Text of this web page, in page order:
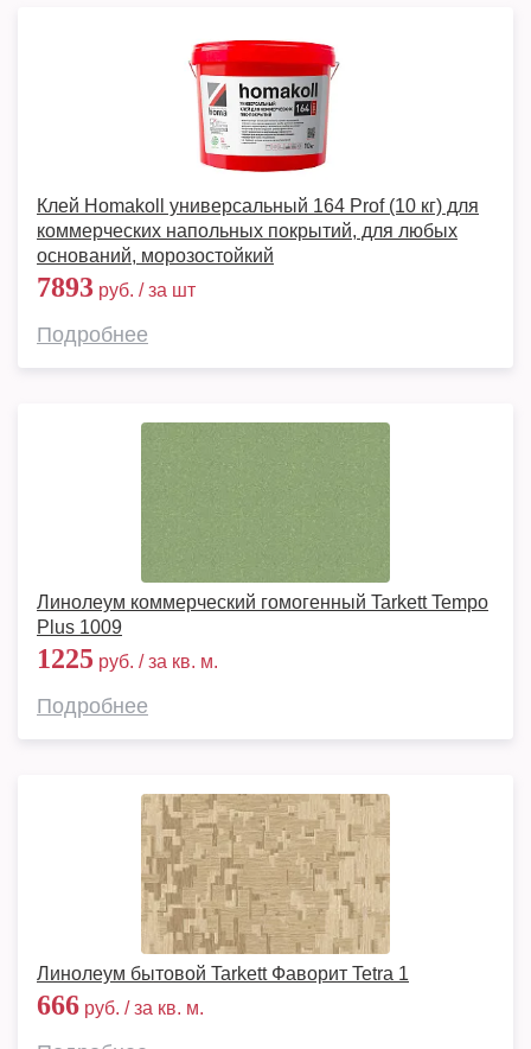
Клей Homakoll универсальный 164 Prof (10 кг) для
коммерческих напольных покрытий, для любых
оснований, морозостойкий
7893 руб. / за шт
Подробнее
Линолеум коммерческий гомогенный Tarkett Tempo
Plus 1009
1225 руб. / за кв. м.
Подробнее
Линолеум бытовой Tarkett Фаворит Tetra 1
666 руб. / за кв. м.